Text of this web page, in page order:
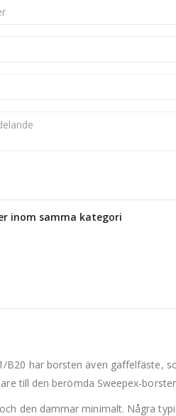
inom samma kategori
har borsten även gaffelfäste,
till den berömda Sweepex-
den dammar minimalt. Några